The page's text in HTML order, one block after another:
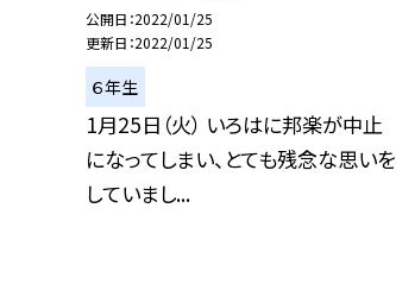
公開日 2022/01/25
更新日 2022/01/25
６年生
1月25日（火） いろはに邦楽が中止
になってしまい、とても残念な思いを
していまし...